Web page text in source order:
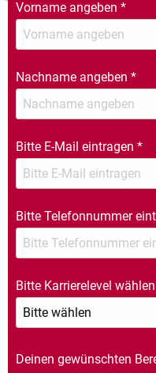
Vorname angeben *
Nachname angeben *
Bitte E-Mail eintragen *
Bitte Telefonnummer
Bitte Karrierelevel wählen
Deinen gewünschten